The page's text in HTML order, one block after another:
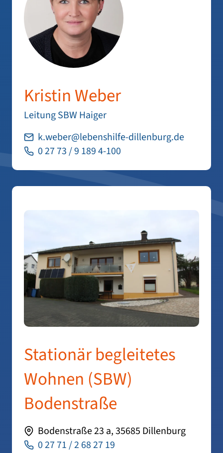
Kristin Weber
Leitung SBW Haiger
k.weber@lebenshilfe-dillenburg.de
0 27 73 / 9 189 4-100
Stationär begleitetes
Wohnen (SBW)
Bodenstraße
Bodenstraße 23 a, 35685 Dillenburg
0 27 71 / 2 68 27 19